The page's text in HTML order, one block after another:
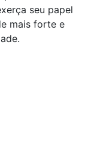
seu papel
mais forte e